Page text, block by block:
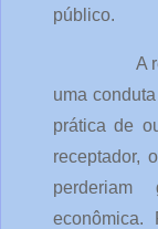
público.
A
uma
prática de
receptador,